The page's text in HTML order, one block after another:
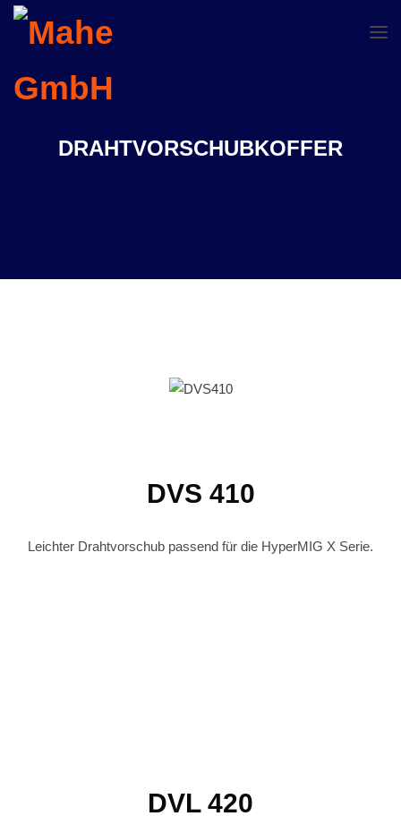
DRAHTVORSCHUBKOFFER
DVS 410
Leichter Drahtvorschub passend für die HyperMIG X Serie.
DVL 420